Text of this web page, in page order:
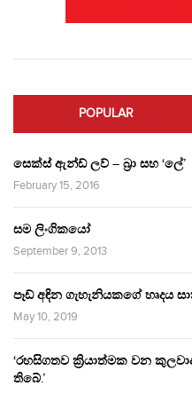
POPULAR
සෙක්ස් ඇන්ඩ් ලව් – බ්‍රා සහ ‘ලේ’
February 15, 2016
සම ලිංගිකයෝ
September 9, 2013
පෑඩ් අඳින ගැහැනියකගේ හෘදය
May 10, 2019
‘රහසිගතව ක්‍රියාත්මක වන
තිබේ.’